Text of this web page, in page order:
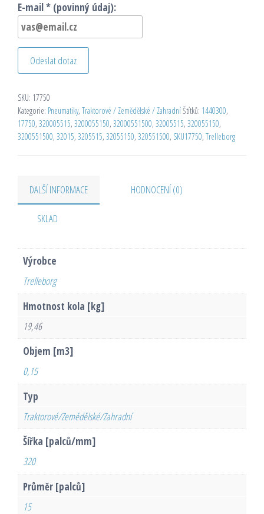
E-mail * (povinný údaj):
Odeslat dotaz
SKU: 17750
Kategorie: Pneumatiky, Traktorové / Zemědělské / ZahradníŠtítků: 1440300,
17750, 320005515, 3200055150, 32000551500, 32005515, 320055150,
3200551500, 32015, 3205515, 32055150, 320551500, SKU17750, Trelleborg
DALŠÍ INFORMACE HODNOCENÍ (0)
SKLAD
Výrobce
Trelleborg
Hmotnost kola [kg]
19,46
Objem [m3]
0,15
Typ
Traktorové/Zemědělské/Zahradní
Šířka [palců/mm]
320
Průměr [palců]
15